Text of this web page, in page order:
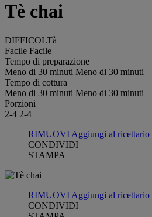
Tè chai
DIFFICOLTà
Facile Facile
Tempo di preparazione
Meno di 30 minuti Meno di 30 minuti
Tempo di cottura
Meno di 30 minuti Meno di 30 minuti
Porzioni
2-4 2-4
RIMUOVI Aggiungi al ricettario
CONDIVIDI
STAMPA
RIMUOVI Aggiungi al ricettario
CONDIVIDI